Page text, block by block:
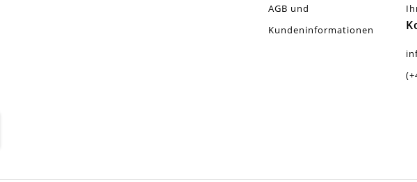
AGB und
Kundeninformationen